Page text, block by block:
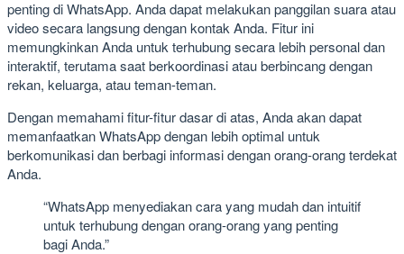
penting di WhatsApp. Anda dapat melakukan panggilan suara atau
video secara langsung dengan kontak Anda. Fitur ini
memungkinkan Anda untuk terhubung secara lebih personal dan
interaktif, terutama saat berkoordinasi atau berbincang dengan
rekan, keluarga, atau teman-teman.
Dengan memahami fitur-fitur dasar di atas, Anda akan dapat
memanfaatkan WhatsApp dengan lebih optimal untuk
berkomunikasi dan berbagi informasi dengan orang-orang terdekat
Anda.
“WhatsApp menyediakan cara yang mudah dan intuitif
untuk terhubung dengan orang-orang yang penting
bagi Anda.”